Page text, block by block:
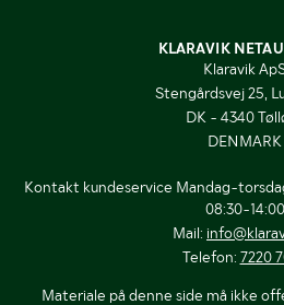
KLARAVIK
Klaravik
Stengårdsvej 25,
DK - 4340
DENMARK
Kontakt kundeservice Mandag-
08:30-14:00
Mail:
Telefon: 7220
Materiale på denne side må ikke